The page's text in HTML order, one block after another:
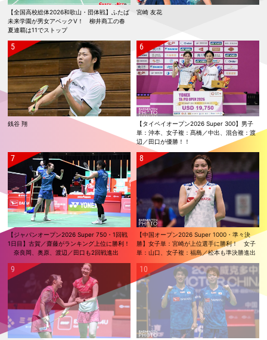
【全国高校総体2026和歌山・団体戦】ふたば
未来学園が男女アベックV！ 柳井商工の春
夏連覇は11でストップ
宮崎 友花
銭谷 翔
【タイペイオープン2026 Super 300】男子
単：沖本、女子複：髙橋／中出、混合複：渡
辺／田口が優勝！！
【ジャパンオープン2026 Super 750・1回戦
1日目】古賀／齋藤がランキング上位に勝利！
奈良岡、奥原、渡辺／田口も2回戦進出
【中国オープン2026 Super 1000・準々決
勝】女子単：宮崎が上位選手に勝利！ 女子
単：山口、女子複：福島／松本も準決勝進出